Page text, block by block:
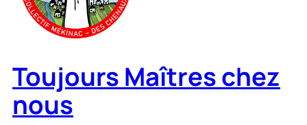
Toujours Maîtres chez
nous